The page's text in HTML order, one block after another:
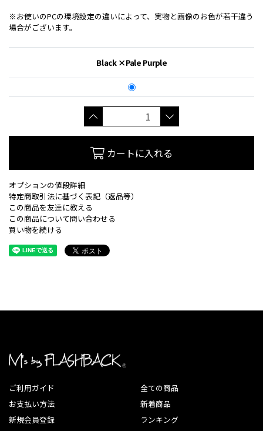
※お使いのPCの環境設定の違いによって、実物と画像のお色が若干違う
場合がございます。
Black ×Pale Purple
カートに入れる
オプションの値段詳細
特定商取引法に基づく表記（返品等）
この商品を友達に教える
この商品について問い合わせる
買い物を続ける
ご利用ガイド
お支払い方法
新規会員登録
全ての商品
新着商品
ランキング